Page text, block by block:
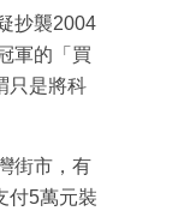
抄襲2004
軍的「買
只是將科
街市，有
付5萬元裝
成為 EJ Tech 會員